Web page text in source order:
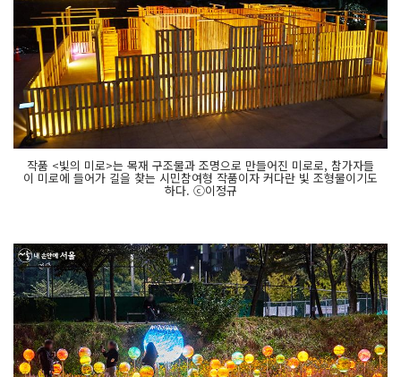
작품 <빛의 미로>는 목재 구조물과 조명으로 만들어진 미로로, 참가자들
이 미로에 들어가 길을 찾는 시민참여형 작품이자 커다란 빛 조형물이기도
하다. ⓒ이정규